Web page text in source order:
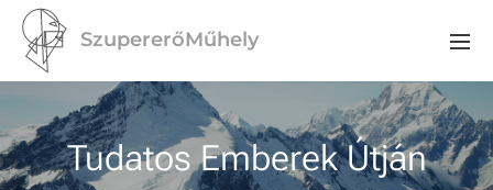
SzupererőMűhely
Tudatos Emberek Útján